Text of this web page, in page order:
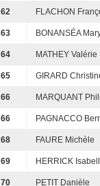
62 FLACHON
63 BONANSÉA
64 MATHEY Valérie
65 GIRARD
66 MARQUANT
66 PAGNACCO
68 FAURE Michèle
69 HERRICK
70 PETIT Danièle